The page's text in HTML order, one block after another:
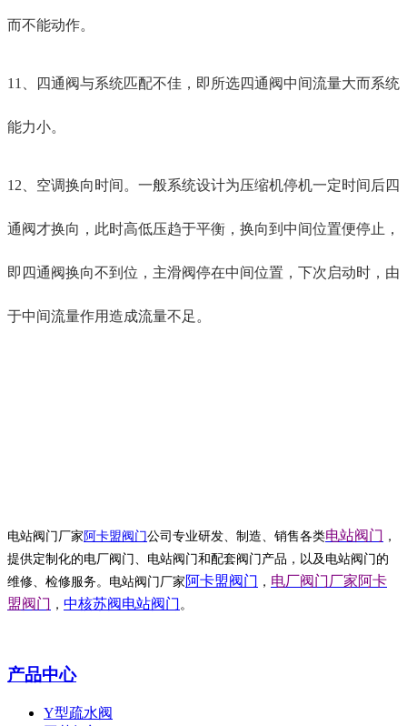
而不能动作。
11、四通阀与系统匹配不佳，即所选四通阀中间流量大而系统
能力小。
12、空调换向时间。一般系统设计为压缩机停机一定时间后四
通阀才换向，此时高低压趋于平衡，换向到中间位置便停止，
即四通阀换向不到位，主滑阀停在中间位置，下次启动时，由
于中间流量作用造成流量不足。
电站阀门厂家 阿卡盟阀门公司专业研发 制造、销售各类电站阀门 ，
提供定制化的电厂阀门、 电站阀门和配套阀门产品 ， 以及电站阀门的
维修、检修服务 。 电站阀门厂家 阿卡盟阀门 ， 电厂阀门厂家阿卡
盟阀门 ， 中核苏阀电站阀门 。
产品中心
Y型疏水阀